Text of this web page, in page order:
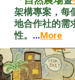
架構專案，每
地合作社的需
性。 ...More